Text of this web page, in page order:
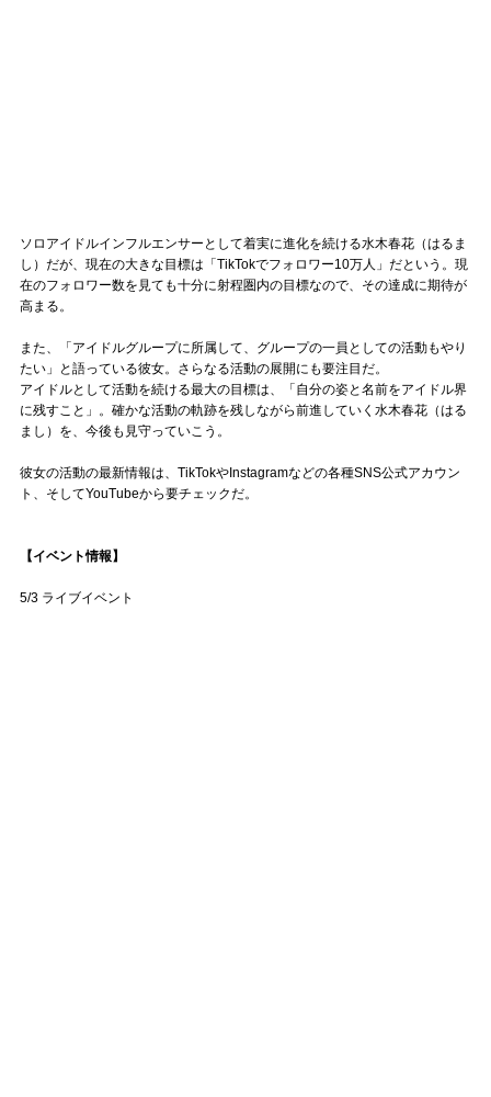
ソロアイドルインフルエンサーとして着実に進化を続ける水木春花（はるま
し）だが、現在の大きな目標は「TikTokでフォロワー10万人」だという。現
在のフォロワー数を見ても十分に射程圏内の目標なので、その達成に期待が
高まる。
また、「アイドルグループに所属して、グループの一員としての活動もやり
たい」と語っている彼女。さらなる活動の展開にも要注目だ。
アイドルとして活動を続ける最大の目標は、「自分の姿と名前をアイドル界
に残すこと」。確かな活動の軌跡を残しながら前進していく水木春花（はる
まし）を、今後も見守っていこう。
彼女の活動の最新情報は、TikTokやInstagramなどの各種SNS公式アカウン
ト、そしてYouTubeから要チェックだ。
【イベント情報】
5/3 ライブイベント